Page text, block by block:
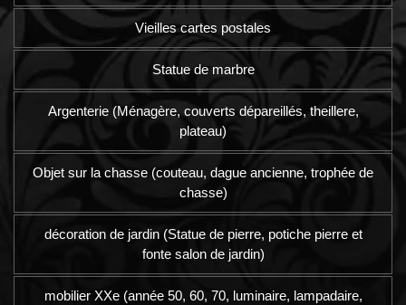
Vieilles cartes postales
Statue de marbre
Argenterie (Ménagère, couverts dépareillés, theillere,
plateau)
Objet sur la chasse (couteau, dague ancienne, trophée de
chasse)
décoration de jardin (Statue de pierre, potiche pierre et
fonte salon de jardin)
mobilier XXe (année 50, 60, 70, luminaire, lampadaire,